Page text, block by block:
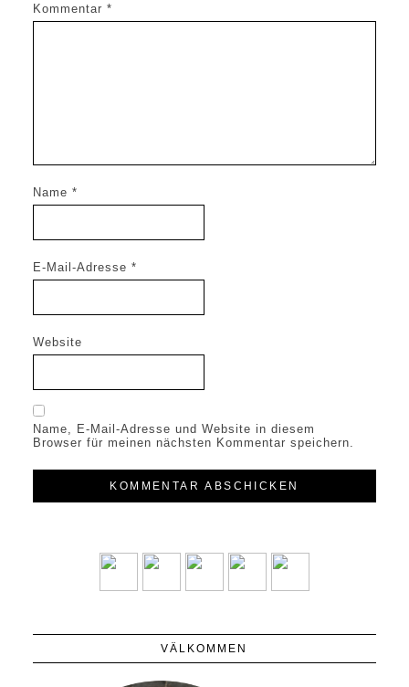
Kommentar *
Name *
E-Mail-Adresse *
Website
Name, E-Mail-Adresse und Website in diesem
Browser für meinen nächsten Kommentar speichern.
VÄLKOMMEN